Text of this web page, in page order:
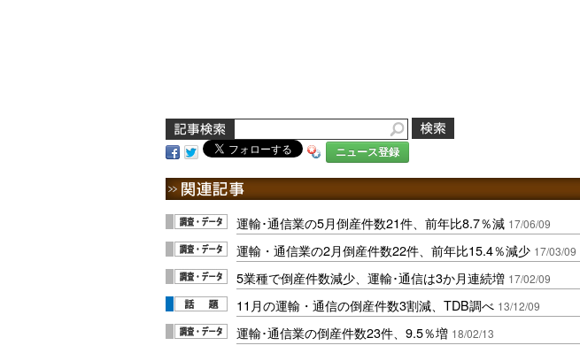
ニュース登録
運輸･通信業の5月倒産件数21件、前年比8.7％減 17/06/09
運輸・通信業の2月倒産件数22件、前年比15.4％減少 17/03/09
5業種で倒産件数減少、運輸･通信は3か月連続増 17/02/09
11月の運輸・通信の倒産件数3割減、TDB調べ 13/12/09
運輸･通信業の倒産件数23件、9.5％増 18/02/13